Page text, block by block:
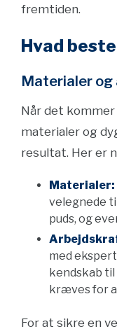
fremtiden.
Hvad
Materialer
Når det
materialer og
resultat. Her er
Materialer:
velegnede
puds, og
med
kendskab
kræves for
For at sikre en